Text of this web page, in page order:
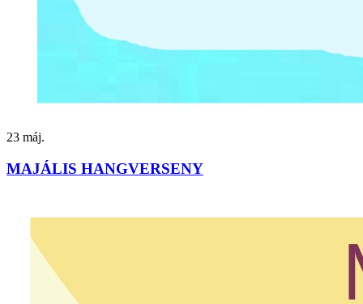
23 máj.
MAJÁLIS HANGVERSENY